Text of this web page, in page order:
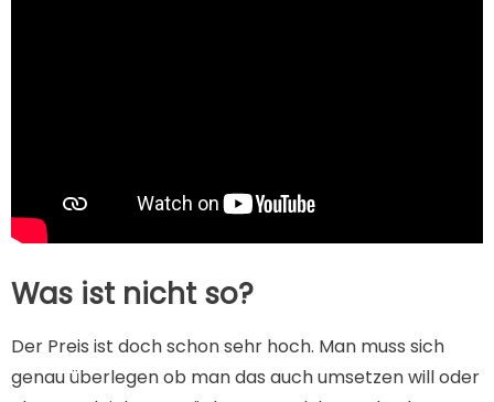
Was ist nicht so?
Der Preis ist doch schon sehr hoch. Man muss sich
genau überlegen ob man das auch umsetzen will oder